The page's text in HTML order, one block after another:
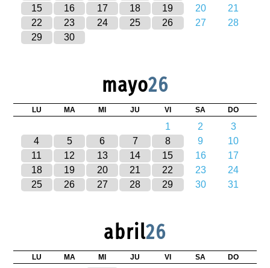
15
16 17 18 19 20
21
22
23 24 25 26 27
28
29
30
mayo26
LU MA MI JU VI SA DO
1 2
3
4
5 6 7 8 9
10
11
12 13 14 15 16
17
18
19 20 21 22 23
24
25
26 27 28 29 30 31
abril26
LU MA MI JU VI SA DO